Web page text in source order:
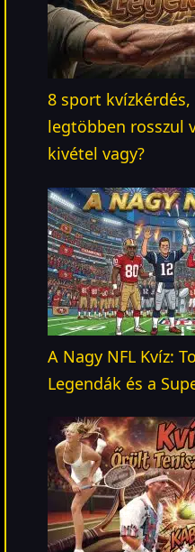
8 sport
legtöbben rosszul
kivétel vagy?
A Nagy NFL Kvíz:
Legendák és a